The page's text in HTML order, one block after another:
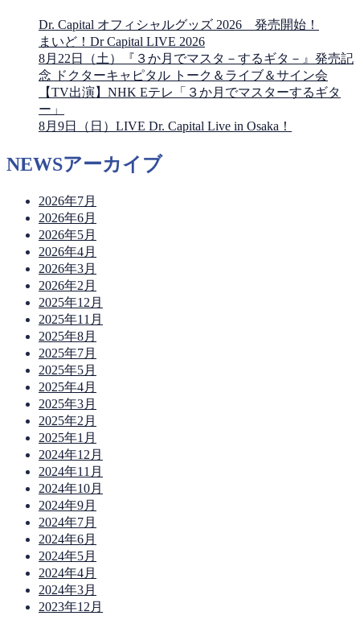
Dr. Capital オフィシャルグッズ 2026 発売開始！
まいど！Dr Capital LIVE 2026
8月22日（土）『３か月でマスタ－するギタ－』発売記
念 ドクターキャピタル トーク＆ライブ＆サイン会
【TV出演】NHK Eテレ「３か月でマスターするギタ
ー」
8月9日（日）LIVE Dr. Capital Live in Osaka！
NEWSアーカイブ
2026年7月
2026年6月
2026年5月
2026年4月
2026年3月
2026年2月
2025年12月
2025年11月
2025年8月
2025年7月
2025年5月
2025年4月
2025年3月
2025年2月
2025年1月
2024年12月
2024年11月
2024年10月
2024年9月
2024年7月
2024年6月
2024年5月
2024年4月
2024年3月
2023年12月